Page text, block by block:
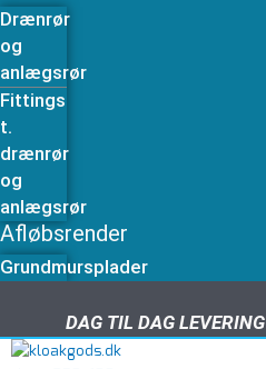
Drænrør
og
anlægsrør
Fittings
t.
drænrør
og
anlægsrør
Afløbsrender
Grundmursplader
DAG TIL DAG LEVERING
DAG TIL DAG LEVERING